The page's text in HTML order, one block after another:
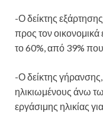
-Ο δείκτης
προς τον
το 60%, από 39% που
-Ο δείκτης
ηλικιωμένους άνω
εργάσιμης ηλικίας